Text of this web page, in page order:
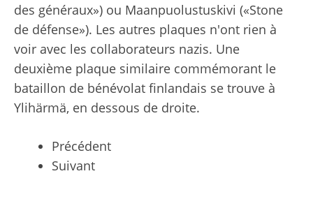
des généraux») ou Maanpuolustuskivi («Stone
de défense»). Les autres plaques n'ont rien à
voir avec les collaborateurs nazis. Une
deuxième plaque similaire commémorant le
bataillon de bénévolat finlandais se trouve à
Ylihärmä, en dessous de droite.
Précédent
Suivant